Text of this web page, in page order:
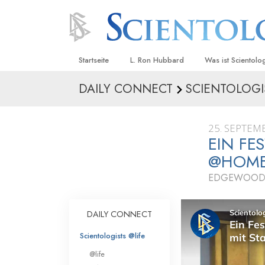
Startseite L. Ron Hubbard Was ist
Anschauungen
Was
sagen
Lernen Sie
Innerhalb einer
Die
Eine Einführung
DAILY CONNECT
25.
EIN
DAILY CONNECT
Scientologists @life
@life